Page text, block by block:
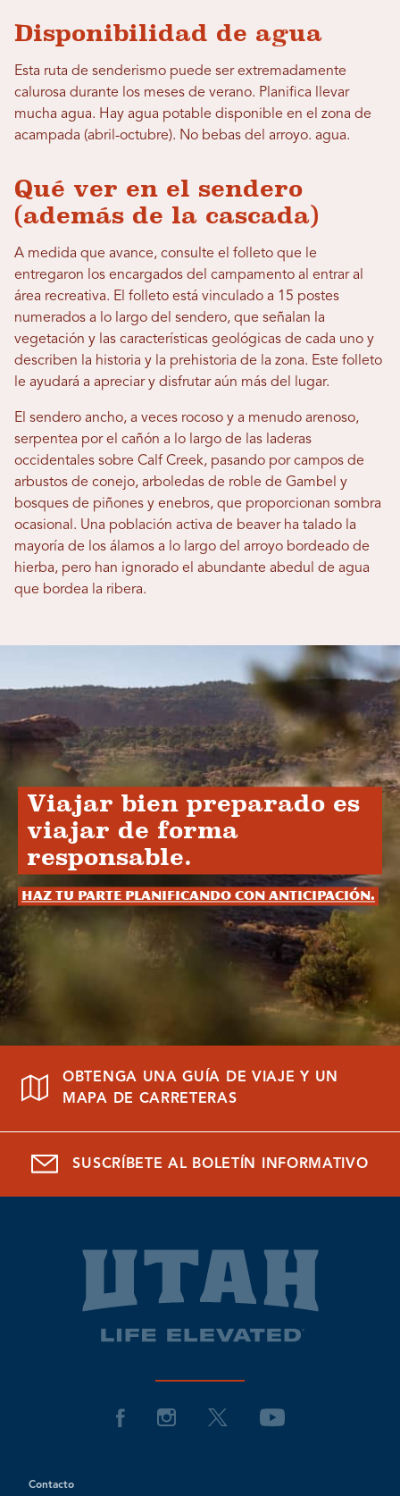
Disponibilidad de agua
Esta ruta de senderismo puede ser extremadamente
calurosa durante los meses de verano. Planifica llevar
mucha agua. Hay agua potable disponible en el zona de
acampada (abril-octubre). No bebas del arroyo. agua.
Qué ver en el sendero
(además de la cascada)
A medida que avance, consulte el folleto que le
entregaron los encargados del campamento al entrar al
área recreativa. El folleto está vinculado a 15 postes
numerados a lo largo del sendero, que señalan la
vegetación y las características geológicas de cada uno y
describen la historia y la prehistoria de la zona. Este folleto
le ayudará a apreciar y disfrutar aún más del lugar.
El sendero ancho, a veces rocoso y a menudo arenoso,
serpentea por el cañón a lo largo de las laderas
occidentales sobre Calf Creek, pasando por campos de
arbustos de conejo, arboledas de roble de Gambel y
bosques de piñones y enebros, que proporcionan sombra
ocasional. Una población activa de beaver ha talado la
mayoría de los álamos a lo largo del arroyo bordeado de
hierba, pero han ignorado el abundante abedul de agua
que bordea la ribera.
Viajar bien preparado es
viajar de forma
responsable.
Haz tu parte planificando con anticipación.
OBTENGA UNA GUÍA DE VIAJE Y UN
MAPA DE CARRETERAS
SUSCRÍBETE AL BOLETÍN INFORMATIVO
Contacto